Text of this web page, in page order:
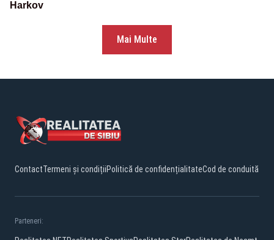
Harkov
Mai Multe
ContactTermeni și condițiiPolitică de confidențialitateCod de conduită
Parteneri: